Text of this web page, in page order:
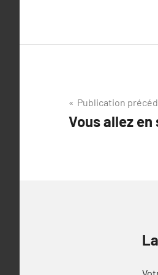
Navigation
de
Publication
Vous allez